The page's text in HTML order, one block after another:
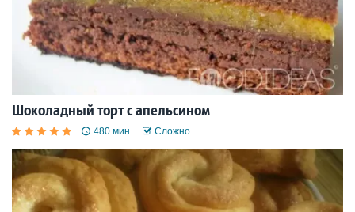
Шоколадный торт с апельсином
480 мин. Сложно